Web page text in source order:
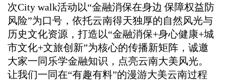
次City walk活动以“金融消保在身边 保障权益防
风险”为口号，依托云南得天独厚的自然风光与
历史文化资源，打造以“金融消保+身心健康+城
市文化+文旅创新”为核心的传播新矩阵，诚邀
大家一同乐学金融知识，点亮云南大美风光。
让我们一同在“有趣有料”的漫游大美云南过程